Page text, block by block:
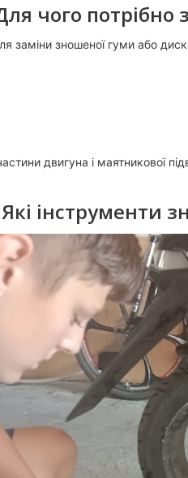
чого потрібно
заміни зношеної гуми або
двигуна і маятникової
Які інструменти